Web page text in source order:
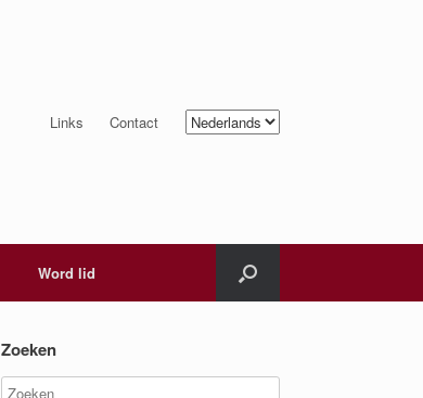
Links Contact
Kies
een
Word lid
Zoeken